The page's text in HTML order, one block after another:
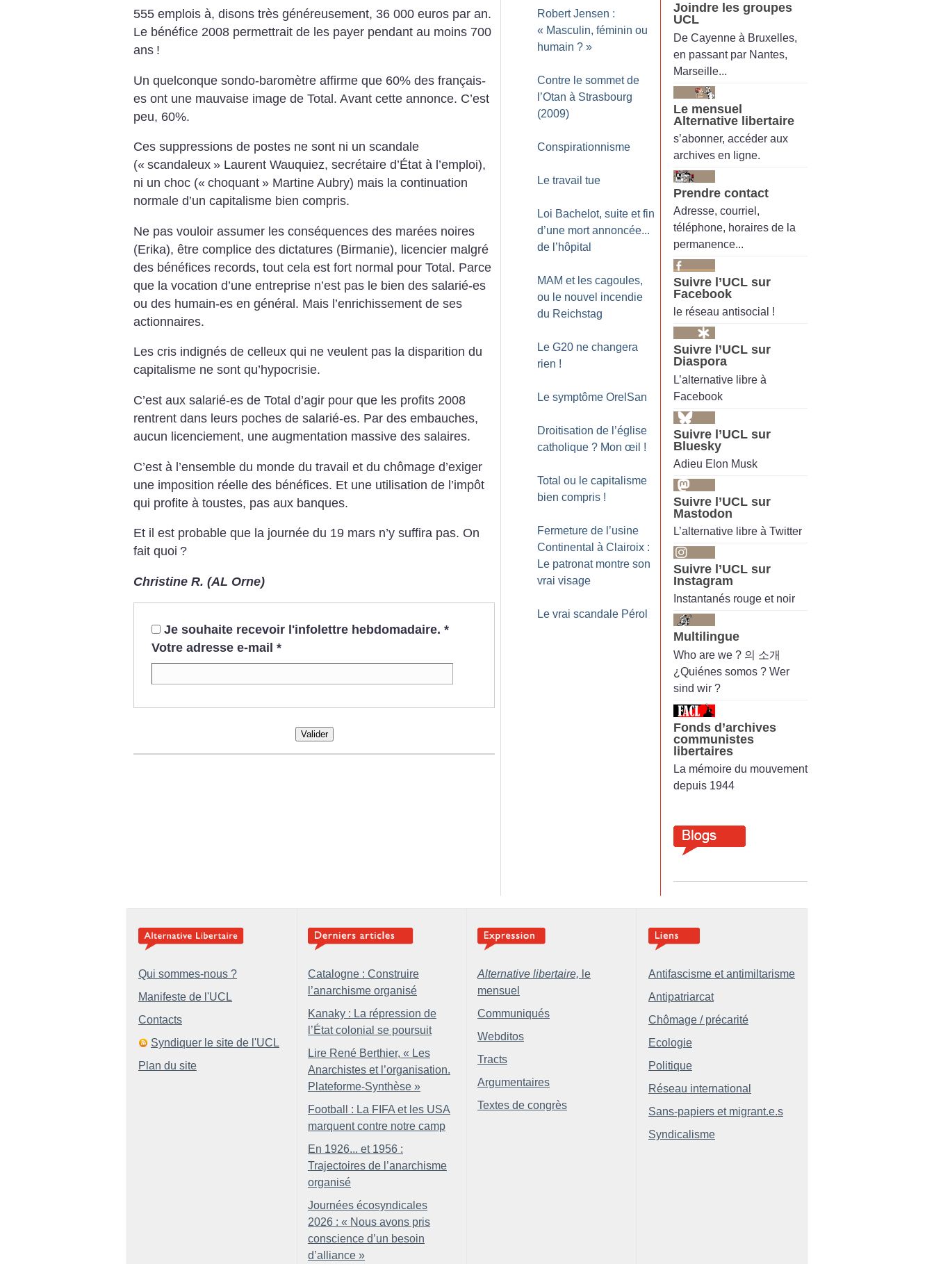
555 emplois à, disons très généreusement, 36 000 euros par an.
Le bénéfice 2008 permettrait de les payer pendant au moins 700
ans !
Un quelconque sondo-baromètre affirme que 60% des français-
es ont une mauvaise image de Total. Avant cette annonce. C’est
peu, 60%.
Ces suppressions de postes ne sont ni un scandale
(« scandaleux » Laurent Wauquiez, secrétaire d’État à l’emploi),
ni un choc (« choquant » Martine Aubry) mais la continuation
normale d’un capitalisme bien compris.
Ne pas vouloir assumer les conséquences des marées noires
(Erika), être complice des dictatures (Birmanie), licencier malgré
des bénéfices records, tout cela est fort normal pour Total. Parce
que la vocation d’une entreprise n’est pas le bien des salarié-es
ou des humain-es en général. Mais l’enrichissement de ses
actionnaires.
Les cris indignés de celleux qui ne veulent pas la disparition du
capitalisme ne sont qu’hypocrisie.
C’est aux salarié-es de Total d’agir pour que les profits 2008
rentrent dans leurs poches de salarié-es. Par des embauches,
aucun licenciement, une augmentation massive des salaires.
C’est à l’ensemble du monde du travail et du chômage d’exiger
une imposition réelle des bénéfices. Et une utilisation de l’impôt
qui profite à toustes, pas aux banques.
Et il est probable que la journée du 19 mars n’y suffira pas. On
fait quoi ?
Christine R. (AL Orne)
Je souhaite recevoir l'infolettre hebdomadaire. *
Votre adresse e-mail *
Valider
Robert Jensen :
« Masculin, féminin ou
humain ? »
Contre le sommet de
l’Otan à Strasbourg
(2009)
Conspirationnisme
Le travail tue
Loi Bachelot, suite et fin
d’une mort annoncée...
de l’hôpital
MAM et les cagoules,
ou le nouvel incendie
du Reichstag
Le G20 ne changera
rien !
Le symptôme OrelSan
Droitisation de l’église
catholique ? Mon œil !
Total ou le capitalisme
bien compris !
Fermeture de l’usine
Continental à Clairoix :
Le patronat montre son
vrai visage
Le vrai scandale Pérol
Joindre les groupes
UCL
De Cayenne à Bruxelles,
en passant par Nantes,
Marseille...
Le mensuel
Alternative libertaire
s’abonner, accéder aux
archives en ligne.
Prendre contact
Adresse, courriel,
téléphone, horaires de la
permanence...
Suivre l’UCL sur
Facebook
le réseau antisocial !
Suivre l’UCL sur
Diaspora
L’alternative libre à
Facebook
Suivre l’UCL sur
Bluesky
Adieu Elon Musk
Suivre l’UCL sur
Mastodon
L’alternative libre à Twitter
Suivre l’UCL sur
Instagram
Instantanés rouge et noir
Multilingue
Who are we ? 의 소개
¿Quiénes somos ? Wer
sind wir ?
Fonds d’archives
communistes
libertaires
La mémoire du mouvement
depuis 1944
Qui sommes-nous ?
Manifeste de l'UCL
Contacts
Syndiquer le site de l'UCL
Plan du site
Catalogne : Construire
l’anarchisme organisé
Kanaky : La répression de
l’État colonial se poursuit
Lire René Berthier, « Les
Anarchistes et l’organisation.
Plateforme-Synthèse »
Football : La FIFA et les USA
marquent contre notre camp
En 1926... et 1956 :
Trajectoires de l’anarchisme
organisé
Journées écosyndicales
2026 : « Nous avons pris
conscience d’un besoin
d’alliance »
Alternative libertaire, le
mensuel
Communiqués
Webditos
Tracts
Argumentaires
Textes de congrès
Antifascisme et antimiltarisme
Antipatriarcat
Chômage / précarité
Ecologie
Politique
Réseau international
Sans-papiers et migrant.e.s
Syndicalisme